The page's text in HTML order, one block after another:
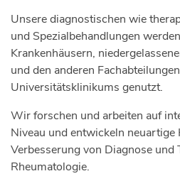
Unsere diagnostischen wie
und Spezialbehandlungen
Krankenhäusern,
und den anderen
Universitätsklinikums genutzt.
Wir forschen und arbeiten auf
Niveau und entwickeln
Verbesserung von Diagnose und
Rheumatologie.